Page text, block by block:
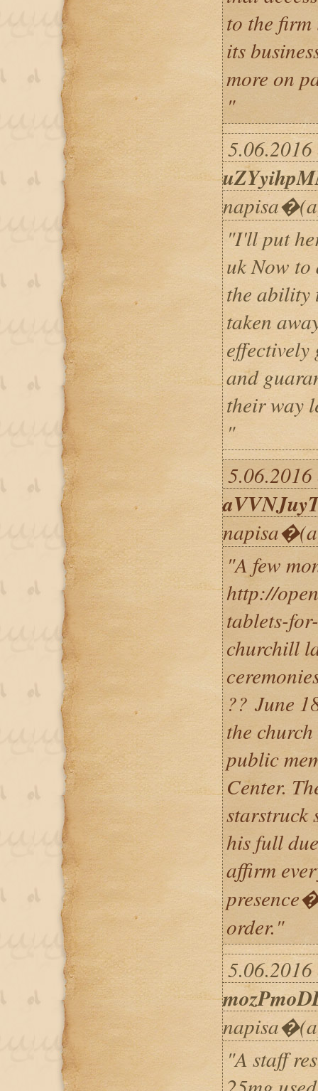
to the
its
more on
"
"I'll put
uk Now to
the ability
taken
effectively
and
their way
"
"A few
http://
tablets-
churchill
?? June
the
public
Center.
starstruck
his full
affirm
order."
"A staff